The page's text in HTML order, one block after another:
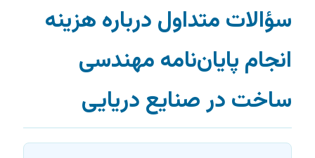
سؤالات متداول درباره هزینه
انجام پایان‌نامه مهندسی
ساخت در صنایع دریایی